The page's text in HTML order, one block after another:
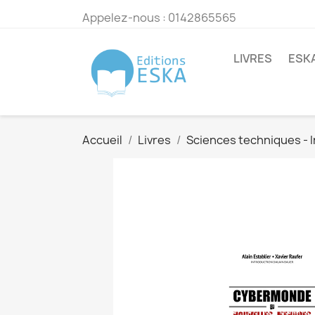
Appelez-nous : 0142865565
LIVRES
Accueil Livres Sciences techniques -